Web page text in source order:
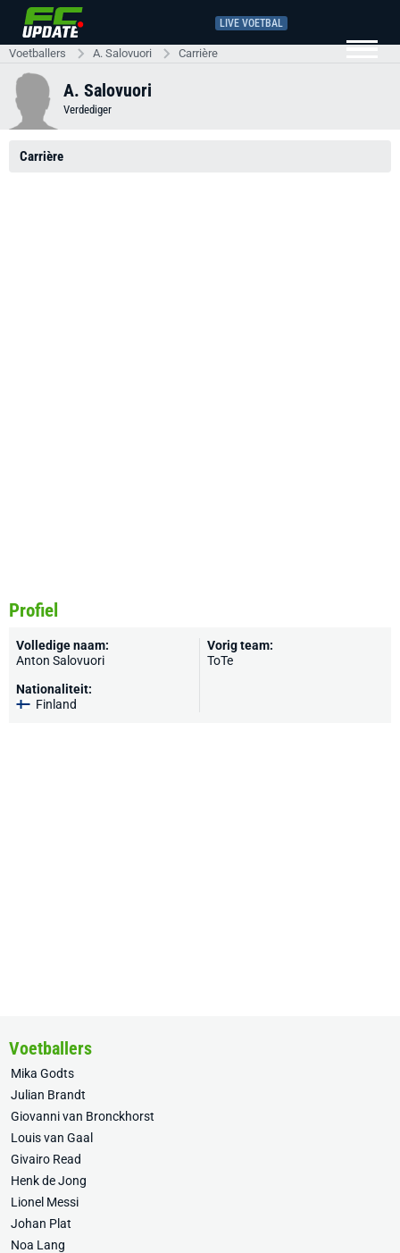
LIVE VOETBAL
Voetballers A. Salovuori Carrière
A. Salovuori
Verdediger
Carrière
Profiel
Volledige naam:
Anton Salovuori
Nationaliteit:
Finland
Vorig team:
ToTe
Voetballers
Mika Godts
Julian Brandt
Giovanni van Bronckhorst
Louis van Gaal
Givairo Read
Henk de Jong
Lionel Messi
Johan Plat
Noa Lang